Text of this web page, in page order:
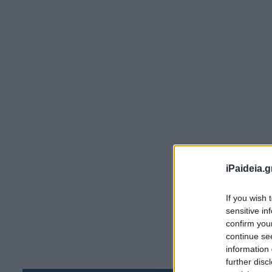
If you wish
sensitive
confirm
continue
information
further